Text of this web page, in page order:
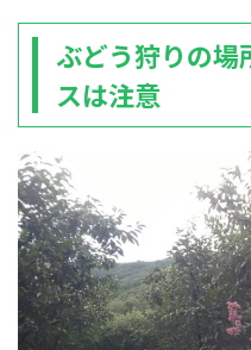
ぶどう狩りの場
スは注意